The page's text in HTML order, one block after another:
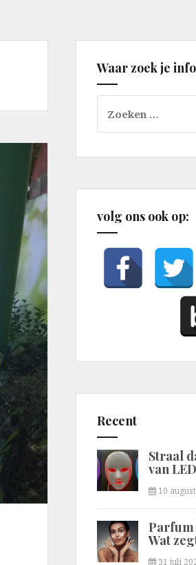
Waar zoek je
naar:
volg ons ook op:
Recent
Straal
van
10
Parfum
Wat
31 juli